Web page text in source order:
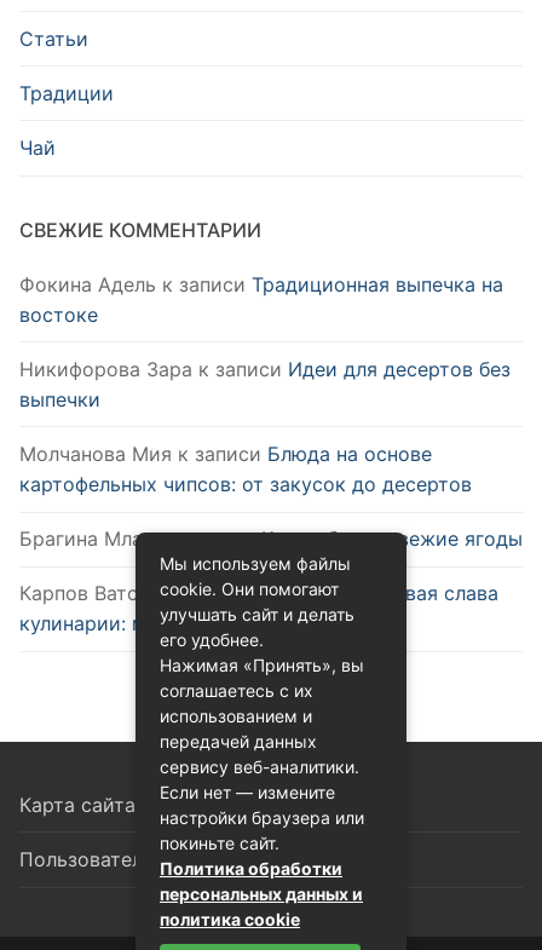
Статьи
Традиции
Чай
СВЕЖИЕ КОММЕНТАРИИ
Фокина Адель к записи Традиционная выпечка на
востоке
Никифорова Зара к записи Идеи для десертов без
выпечки
Молчанова Мия к записи Блюда на основе
картофельных чипсов: от закусок до десертов
Брагина Младак записиКак выбрать свежие ягоды
Карпов Ватславк записиУдобство и новая слава
кулинарии: микроволновка
Карта сайта
Пользовательское соглашение
Мы используем файлы
cookie. Они помогают
улучшать сайт и делать
его удобнее.
Нажимая «Принять», вы
соглашаетесь с их
использованием и
передачей данных
сервису веб-аналитики.
Если нет — измените
настройки браузера или
покиньте сайт.
Политика обработки
персональных данных и
политика cookie